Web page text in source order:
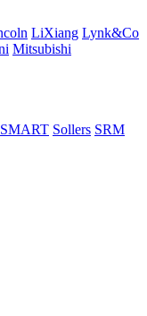
LiXiang Lynk&Co
Mitsubishi
SMART Sollers SRM